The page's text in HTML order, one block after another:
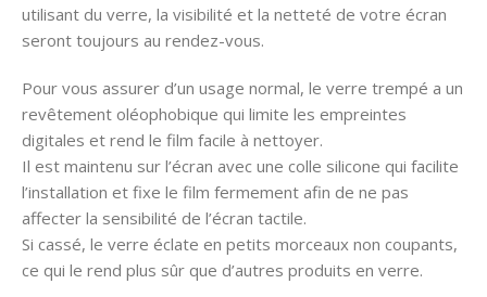
utilisant du verre, la visibilité et la netteté de votre écran
seront toujours au rendez-vous.
Pour vous assurer d’un usage normal, le verre trempé a un
revêtement oléophobique qui limite les empreintes
digitales et rend le film facile à nettoyer.
Il est maintenu sur l’écran avec une colle silicone qui facilite
l’installation et fixe le film fermement afin de ne pas
affecter la sensibilité de l’écran tactile.
Si cassé, le verre éclate en petits morceaux non coupants,
ce qui le rend plus sûr que d’autres produits en verre.